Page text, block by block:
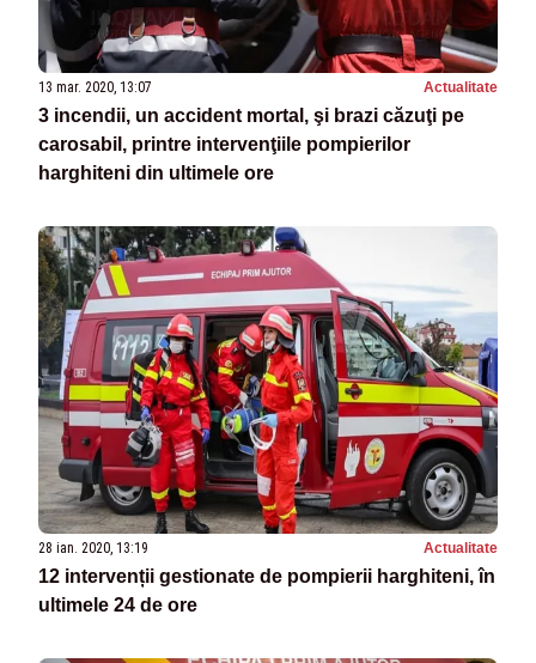
13 mar. 2020, 13:07 Actualitate
3 incendii, un accident mortal, şi brazi căzuţi pe
carosabil, printre intervenţiile pompierilor
harghiteni din ultimele ore
28 ian. 2020, 13:19 Actualitate
12 intervenții gestionate de pompierii harghiteni, în
ultimele 24 de ore